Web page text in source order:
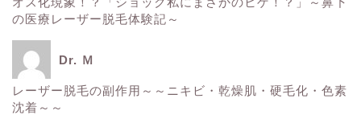
の医療レーザー脱毛体験記～
Dr. Ｍ
レーザー脱毛の副作用～～ニキビ・乾燥肌・硬毛化・色素
沈着～～
健康